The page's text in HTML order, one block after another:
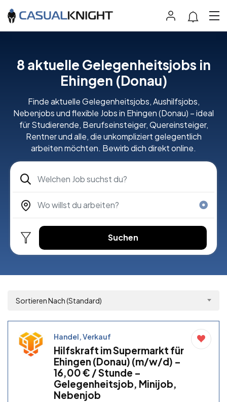
8 aktuelle Gelegenheitsjobs in
Ehingen (Donau)
Finde aktuelle Gelegenheitsjobs, Aushilfsjobs,
Nebenjobs und flexible Jobs in Ehingen (Donau) – ideal
für Studierende, Berufseinsteiger, Quereinsteiger,
Rentner und alle, die unkompliziert gelegentlich
arbeiten möchten. Bewirb dich direkt online.
Suchen
Sortieren Nach (Standard)
Handel, Verkauf
Hilfskraft im Supermarkt für
Ehingen (Donau) (m/w/d) –
16,00 € / Stunde –
Gelegenheitsjob, Minijob,
Nebenjob